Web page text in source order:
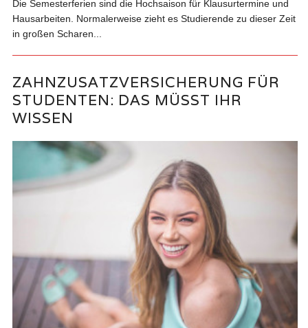
Die Semesterferien sind die Hochsaison für Klausurtermine und
Hausarbeiten. Normalerweise zieht es Studierende zu dieser Zeit
in großen Scharen...
ZAHNZUSATZVERSICHERUNG FÜR
STUDENTEN: DAS MÜSST IHR
WISSEN